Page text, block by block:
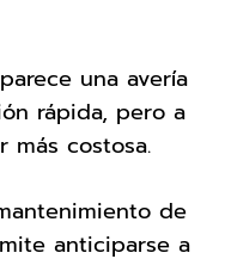
una avería
rápida, pero a
más costosa.
de
anticiparse a